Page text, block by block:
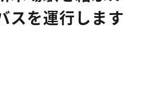
スを運行します